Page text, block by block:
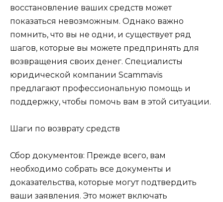
восстановление ваших средств может
показаться невозможным. Однако важно
помнить, что вы не одни, и существует ряд
шагов, которые вы можете предпринять для
возвращения своих денег. Специалисты
юридической компании Scammavis
предлагают профессиональную помощь и
поддержку, чтобы помочь вам в этой ситуации.
Шаги по возврату средств
Сбор документов: Прежде всего, вам
необходимо собрать все документы и
доказательства, которые могут подтвердить
ваши заявления. Это может включать